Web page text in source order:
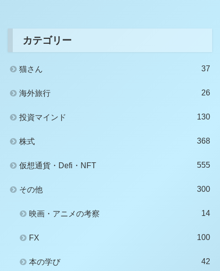
カテゴリー
猫さん 37
海外旅行 26
投資マインド 130
株式 368
仮想通貨・Defi・NFT 555
その他 300
映画・アニメの考察 14
FX 100
本の学び 42